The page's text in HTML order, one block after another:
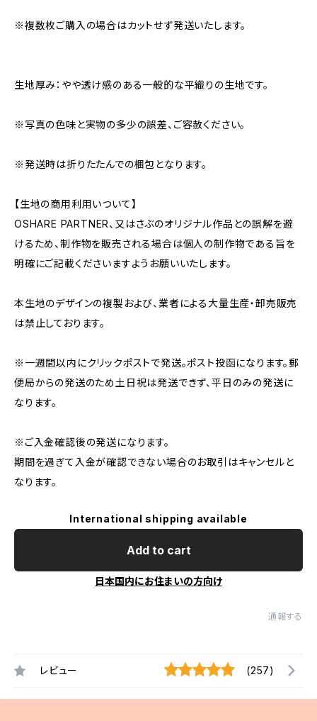
※複数枚ご購入の場合はカットせず発送いたします。
生地厚み：やや透け感のある一般的な平織りの生地です。
※写真の色味と実物の多少の誤差、ご容赦ください。
※発送時は折りたたんでの梱包となります。
【生地の商用利用いついて】
OSHARE PARTNER、又はさぶのオリジナル作品との誤解を避
けるため、制作物を販売される場合は個人の制作物である旨を
明確にご記載くださいますようお願いいたします。
本生地のデザインの複製および、業者による大量生産・卸売販売
は禁止しております。
※一週間以内にクリックポストで発送。ポスト投函になります。郵
便局からの発送のため土日祝は発送できず、平日のみの発送に
なります。
※ご入金確認後の発送になります。
期間を過ぎて入金が確認できない場合のお取引はキャンセルと
なります。
International shipping available
Add to cart
日本国内にお住まいの方向け
通報する
レビュー (257)